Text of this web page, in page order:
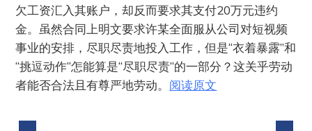
欠工资汇入其账户，却反而要求其支付20万元违约
金。虽然合同上明文要求许某全面服从公司对短视频
事业的安排，尽职尽责地投入工作，但是“衣着暴露”和
“挑逗动作”怎能算是“尽职尽责”的一部分？这关乎劳动
者能否合法且有尊严地劳动。 阅读原文